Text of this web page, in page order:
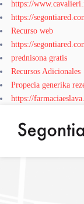
https://
https://
Recurso web
https://
prednisona gratis
Recursos Adicionales
Propecia generika
https://